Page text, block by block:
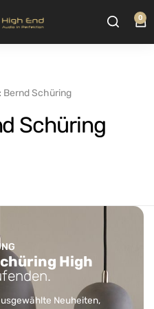
0
Bernd Schüring
Schüring
High
Neuheiten,